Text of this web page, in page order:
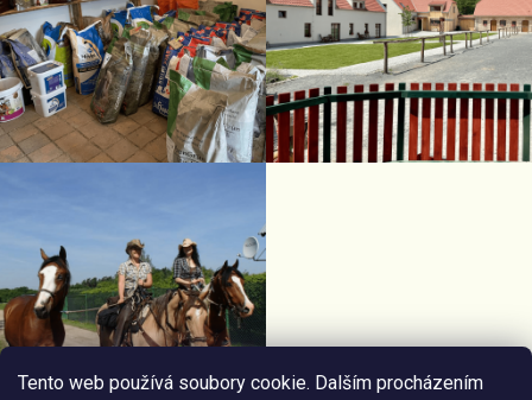
Tento web používá soubory cookie. Dalším procházením